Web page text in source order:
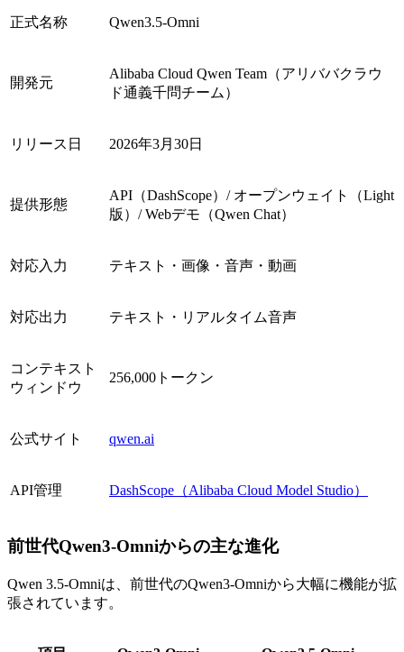
正式名称 Qwen3.5-Omni
開発元
Alibaba Cloud Qwen Team（アリババクラウ
ド通義千問チーム）
リリース日 2026年3月30日
提供形態
API（DashScope）/ オープンウェイト（Light
版）/ Webデモ（Qwen Chat）
対応入力 テキスト・画像・音声・動画
対応出力 テキスト・リアルタイム音声
コンテキスト
ウィンドウ
256,000トークン
公式サイト qwen.ai
API管理 DashScope（Alibaba Cloud Model Studio）
前世代Qwen3-Omniからの主な進化
Qwen 3.5-Omniは、前世代のQwen3-Omniから大幅に機能が拡
張されています。